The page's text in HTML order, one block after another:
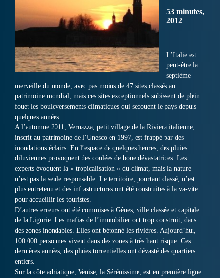
53 minutes,
2012
L’Italie est
peut-être la
septième
merveille du monde, avec pas moins de 47 sites classés au
patrimoine mondial, mais ces sites exceptionnels subissent de plein
fouet les bouleversements climatiques qui secouent le pays depuis
quelques années.
A l’automne 2011, Vernazza, petit village de la Riviera italienne,
inscrit au patrimoine de l’Unesco en 1997, est frappé par des
inondations éclairs. En l’espace de quelques heures, des pluies
diluviennes provoquent des coulées de boue dévastatrices. Les
experts évoquent la « tropicalisation » du climat, mais la nature
n’est pas la seule responsable. Le territoire, pourtant classé, n’est
plus entretenu et des infrastructures ont été construites à la va-vite
pour accueillir les touristes.
D’autres erreurs ont été commises à Gênes, ville classée et capitale
de la Ligurie. Les mafias de l’immobilier ont trop construit, dans
des zones inondables. Elles ont bétonné les rivières. Aujourd’hui,
100 000 personnes vivent dans des zones à très haut risque. Ces
dernières années, des pluies torrentielles ont dévasté des quartiers
entiers.
Sur la côte adriatique, Venise, la Sérénissime, est en première ligne